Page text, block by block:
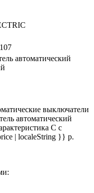
автоматический
выключатели
автоматический
С с
| localeString }} р.